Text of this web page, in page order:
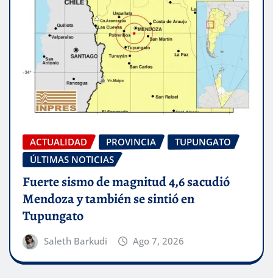
ACTUALIDAD PROVINCIA
TUPUNGATO
ÚLTIMAS NOTICIAS
Fuerte sismo de magnitud 4,6 sacudió
Mendoza y también se sintió en
Tupungato
Saleth Barkudi Ago 7, 2026